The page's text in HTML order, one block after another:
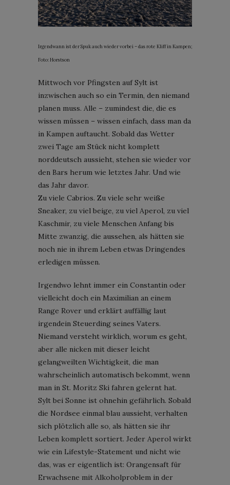
Irgendwann ist der Spuk auch wieder vorbei – das rote Kliff in Kampen;
Foto: Horstson
Mittwoch vor Pfingsten auf Sylt ist
inzwischen auch so ein Termin, den niemand
planen muss. Alle – zumindest die, die es
wissen müssen – wissen einfach, dass man da
in Kampen auftaucht. Sobald das Wetter
zwei Tage am Stück nicht komplett
norddeutsch aussieht, stehen sie wieder vor
den Bars herum wie letztes Jahr. Und wie
das Jahr davor.
Zu viele Cabrios. Zu viele sehr weiße
Sneaker, zu viel beige, zu viel Aperol, zu viel
Kaschmir, zu viele Menschen Anfang bis
Mitte zwanzig, die aussehen, als hätten sie
noch nie in ihrem Leben etwas Dringendes
erledigen müssen.
Irgendwo lehnt immer ein Constantin oder
vielleicht doch ein Maximilian an einem
Range Rover und erklärt auffällig laut
irgendein Steuerding seines Vaters.
Niemand versteht wirklich, worum es geht,
aber alle nicken mit dieser leicht
gelangweilten Wichtigkeit, die man
wahrscheinlich automatisch bekommt, wenn
man in St. Moritz Ski fahren gelernt hat.
Sylt bei Sonne ist ohnehin gefährlich. Sobald
die Nordsee einmal blau aussieht, verhalten
sich plötzlich alle so, als hätten sie ihr
Leben komplett sortiert. Jeder Aperol wirkt
wie ein Lifestyle-Statement und nicht wie
das, was er eigentlich ist: Orangensaft für
Erwachsene mit Alkoholproblem in der